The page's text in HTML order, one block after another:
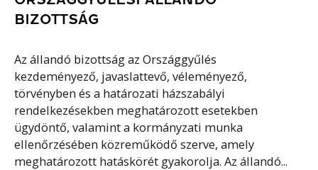
BIZOTTSÁG
Az állandó bizottság az Országgyűlés
kezdeményező, javaslattevő, véleményező,
törvényben és a határozati házszabályi
rendelkezésekben meghatározott esetekben
ügydöntő, valamint a kormányzati munka
ellenőrzésében közreműködő szerve, amely
meghatározott hatáskörét gyakorolja. Az állandó...